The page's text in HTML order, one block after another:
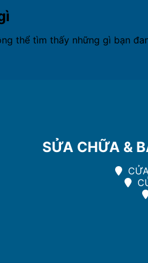
thể tìm thấy những gì bạn
SỬA CHỮA &